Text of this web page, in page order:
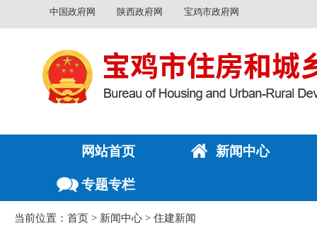
中国政府网 陕西政府网 宝鸡市政府网
网站首页 新闻中心
专题专栏
当前位置： 首页 > 新闻中心 > 住建新闻